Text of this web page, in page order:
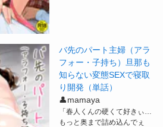
バ先のパート主婦（アラ
フォー・子持ち）旦那も
知らない変態SEXで寝取
り開発（単話）
👤mamaya
「春人くんの硬くて好きぃ…
もっと奥まで詰め込んでぇ